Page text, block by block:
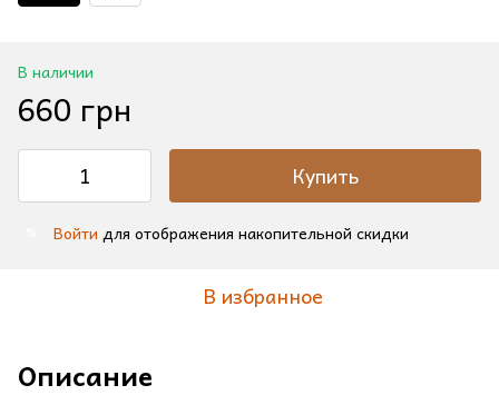
В наличии
660 грн
Купить
Войти для отображения накопительной скидки
В избранное
Описание